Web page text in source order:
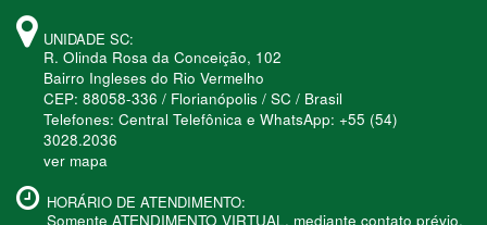
UNIDADE SC:
R. Olinda Rosa da Conceição, 102
Bairro Ingleses do Rio Vermelho
CEP: 88058-336 / Florianópolis / SC / Brasil
Telefones: Central Telefônica e WhatsApp: +55 (54)
3028.2036
ver mapa
HORÁRIO DE ATENDIMENTO:
Somente ATENDIMENTO VIRTUAL, mediante contato prévio.